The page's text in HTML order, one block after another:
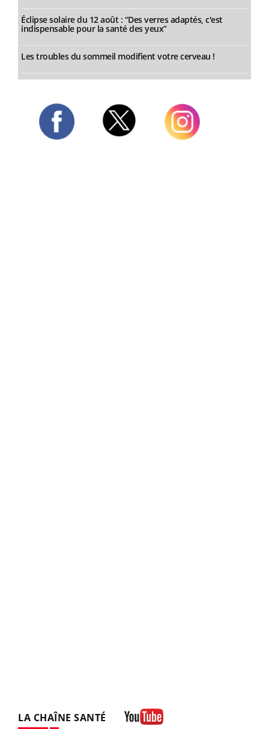
Éclipse solaire du 12 août : “Des verres adaptés, c'est
indispensable pour la santé des yeux”
Les troubles du sommeil modifient votre cerveau !
LA CHAÎNE SANTÉ